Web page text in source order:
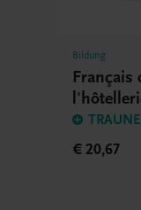
Bildung
Français
€ 20,67